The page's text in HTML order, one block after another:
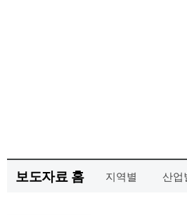
보도자료 홈 지역별 산업